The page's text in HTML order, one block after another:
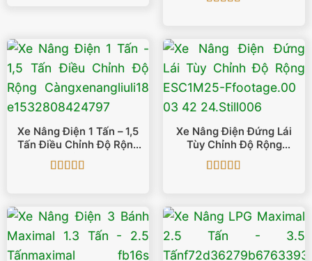
Xe Nâng Điện 1 Tấn – 1,5
Tấn Điều Chỉnh Độ Rộng
Càng
Xe Nâng Điện Đứng Lái
Tùy Chỉnh Độ Rộng
ESC1M25-F